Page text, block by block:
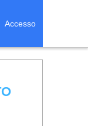
Accesso